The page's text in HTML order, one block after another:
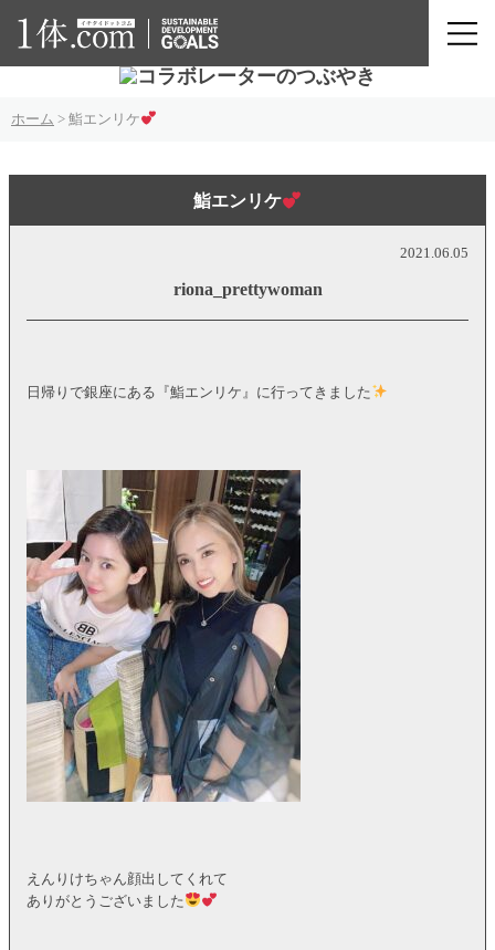
ホーム > 鮨エンリケ
鮨エンリケ
2021.06.05
riona_prettywoman
日帰りで銀座にある『鮨エンリケ』に行ってきました
えんりけちゃん顔出してくれて
ありがとうございました